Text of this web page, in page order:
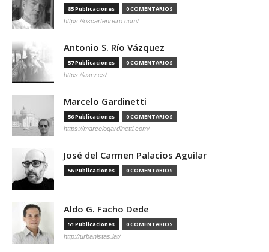
85 Publicaciones 0 COMENTARIOS
https://oscartenreiro.com/
Antonio S. Río Vázquez
57 Publicaciones 0 COMENTARIOS
https://asrv.es/
Marcelo Gardinetti
56 Publicaciones 0 COMENTARIOS
https://marcelogardinetti.com/
José del Carmen Palacios Aguilar
56 Publicaciones 0 COMENTARIOS
Aldo G. Facho Dede
51 Publicaciones 0 COMENTARIOS
http://urbanistas.lat/